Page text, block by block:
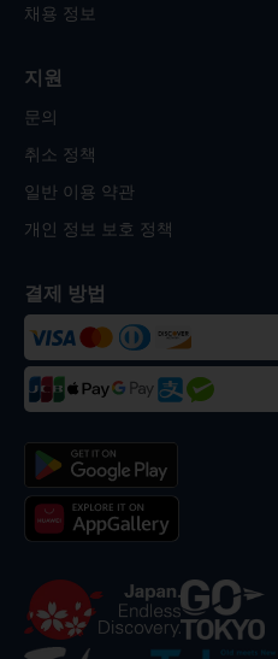
채용 정보
지원
문의
취소 정책
일반 이용 약관
개인 정보 보호 정책
결제 방법